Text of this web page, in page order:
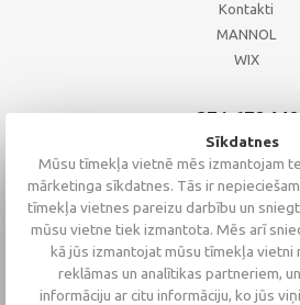
Kontakti
MANNOL
WIX
+371
+371
+371
Sīkdatnes
Mūsu tīmekļa vietnē mēs izmantojam
mārketinga sīkdatnes. Tās ir
tīmekļa vietnes pareizu darbību un
mūsu vietne tiek izmantota. Mēs arī
kā jūs izmantojat mūsu tīmekļa vietni
reklāmas un analītikas partneriem,
informāciju ar citu informāciju, ko jūs